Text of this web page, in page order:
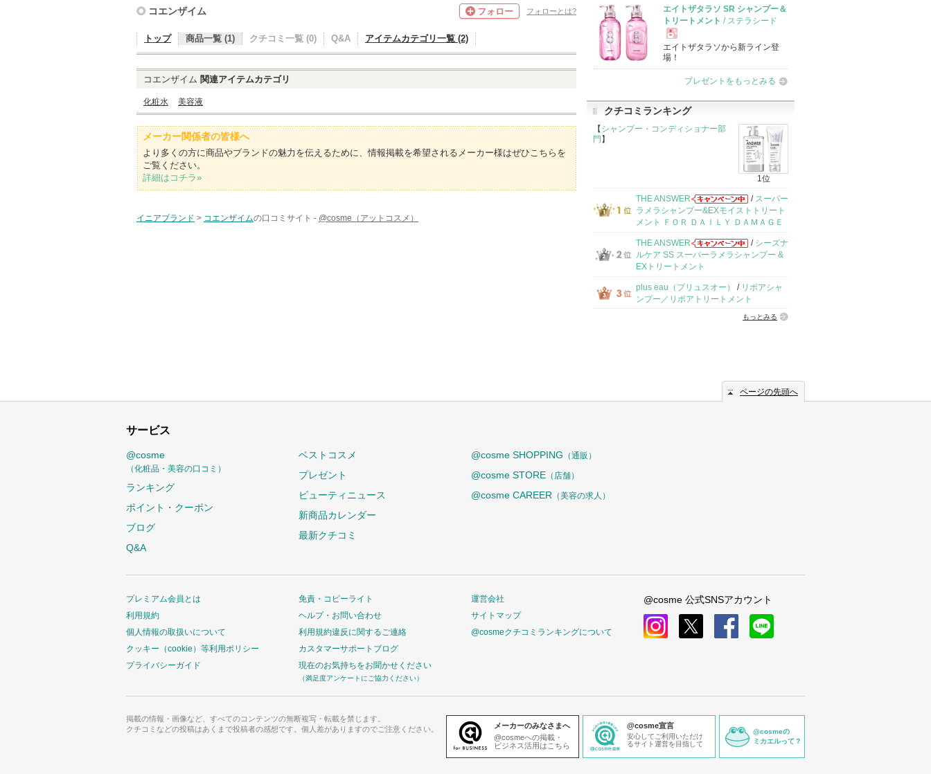
コエンザイム フォロー フォローとは?
トップ 商品一覧 (1) クチコミ一覧 (0) Q&A アイテムカテゴリ一覧 (2)
コエンザイム 関連アイテムカテゴリ
化粧水 美容液
メーカー関係者の皆様へ
より多くの方に商品やブランドの魅力を伝えるために、情報掲載を希望されるメーカー様はぜひこちらを
ご覧ください。
詳細はコチラ»
イニアブランド > コエンザイムの口コミサイト - @cosme（アットコスメ）
品
エイトザタラソ SR シャンプー＆
トリートメント / ステラシード
現
エイトザタラソから新ライン登
場！
プレゼントをもっとみる
クチコミランキング
【 シャンプー・コンディショナー部
門 】
1位
THE ANSWER / スーパー
ラメラシャンプー&EXモイストトリート
メント ＦＯＲ ＤＡＩＬＹ ＤＡＭＡＧＥ
THE ANSWER / シーズナ
ルケア SS スーパーラメラシャンプー &
EXトリートメント
plus eau（プリュスオー） / リポアシャ
ンプー／リポアトリートメント
もっとみる
ページの先頭へ
サービス
@cosme
（化粧品・美容の口コミ）
ランキング
ポイント・クーポン
ブログ
Q&A
ベストコスメ
プレゼント
ビューティニュース
新商品カレンダー
最新クチコミ
@cosme SHOPPING （通販）
@cosme STORE （店舗）
@cosme CAREER （美容の求人）
プレミアム会員とは
利用規約
個人情報の取扱いについて
クッキー（cookie）等利用ポリシー
プライバシーガイド
免責・コピーライト
ヘルプ・お問い合わせ
利用規約違反に関するご連絡
カスタマーサポートブログ
現在のお気持ちをお聞かせください
（満足度アンケートにご協力ください）
運営会社
サイトマップ
@cosmeクチコミランキングについて
@cosme 公式SNSアカウント
掲載の情報・画像など、すべてのコンテンツの無断複写・転載を禁じます。
クチコミなどの投稿はあくまで投稿者の感想です。個人差がありますのでご注意ください。
メーカーのみなさまへ
@cosmeへの掲載・
ビジネス活用はこちら
@cosme宣言
安心してご利用いただけ
るサイト運営を目指して
@cosmeの
ミカエルって？